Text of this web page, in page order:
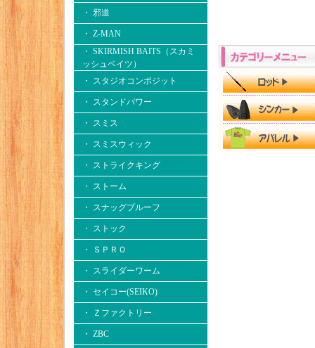
・ 邪道
・ Z-MAN
・ SKIRMISH BAITS（スカミ
ッシュベイツ）
・ スタジオコンポジット
・ スタンドパワー
・ スミス
・ スミスウィック
・ ストライクキング
・ ストーム
・ スナッグプルーフ
・ ストック
・ ＳＰＲＯ
・ スライダーワーム
・ セイコー(SEIKO)
・ Ｚファクトリー
・ ZBC